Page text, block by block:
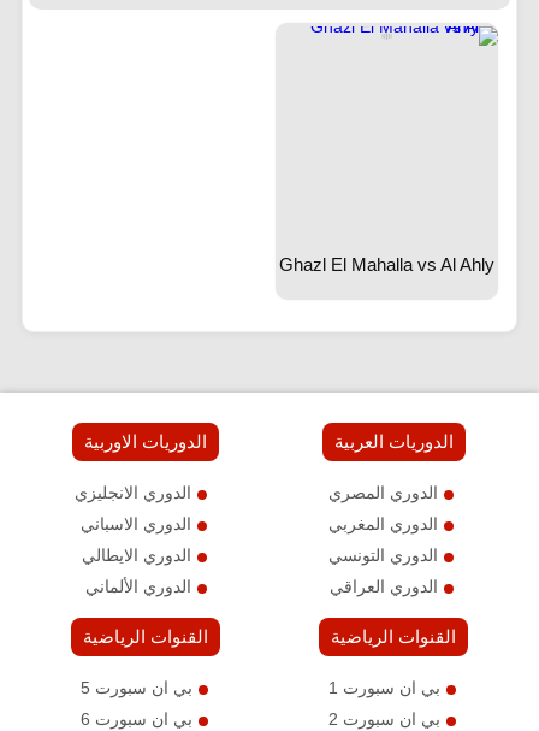
Ghazl El Mahalla vs Al Ahly
الدوريات العربية
الدوري المصري
الدوري المغربي
الدوري التونسي
الدوري العراقي
الدوريات الاوربية
الدوري الانجليزي
الدوري الاسباني
الدوري الايطالي
الدوري الألماني
القنوات الرياضية
بي ان سبورت 1
بي ان سبورت 2
القنوات الرياضية
بي ان سبورت 5
بي ان سبورت 6